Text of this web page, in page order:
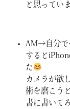
と思ってい
AM→自分で
すると
た
カメラが欲
術を磨こう
書に書いて